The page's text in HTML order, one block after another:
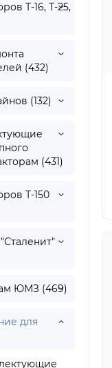
Т-16, Т-25,
(432)
(132)
(431)
Т-150
ЮМЗ (469)
для